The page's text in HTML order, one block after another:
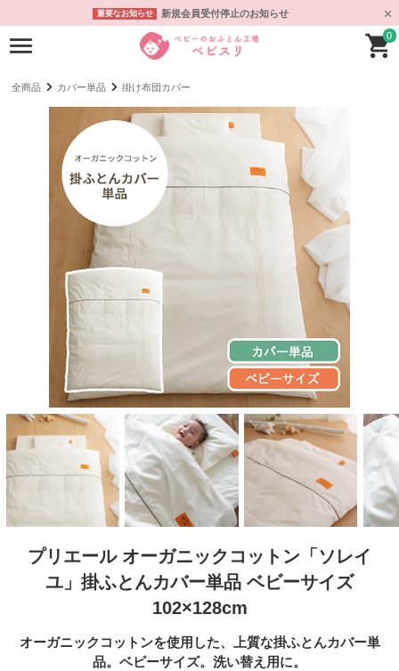
重要なお知らせ 新規会員受付停止のお知らせ
0
全商品 カバー単品 掛け布団カバー
プリエール オーガニックコットン「ソレイ
ユ」掛ふとんカバー単品 ベビーサイズ
102×128cm
オーガニックコットンを使用した、上質な掛ふとんカバー単
品。ベビーサイズ。洗い替え用に。